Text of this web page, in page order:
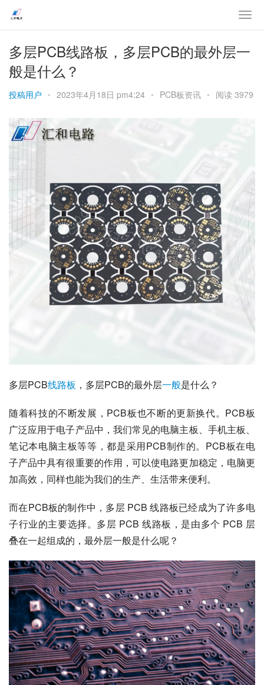
多层PCB线路板，多层PCB的最外层一
般是什么？
投稿用户 • 2023年4月18日 pm4:24 • PCB板资讯 • 阅读 3979
多层PCB线路板 ，多层PCB的最外层一般是什么？
随着科技的不断发展，PCB板也不断的更新换代。PCB板
广泛应用于电子产品中，我们常见的电脑主板、手机主板、
笔记本电脑主板等等，都是采用PCB制作的。PCB板在电
子产品中具有很重要的作用，可以使电路更加稳定，电脑更
加高效，同样也能为我们的生产、生活带来便利。
而在PCB板的制作中，多层 PCB 线路板已经成为了许多电
子行业的主要选择。多层 PCB 线路板，是由多个 PCB 层
叠在一起组成的，最外层一般是什么呢？